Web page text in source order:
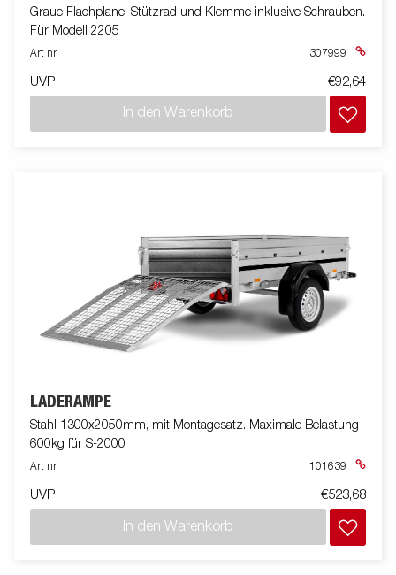
Graue Flachplane, Stützrad und Klemme inklusive Schrauben.
Für Modell 2205
Art nr 307999
UVP €92,64
In den Warenkorb
LADERAMPE
Stahl 1300x2050mm, mit Montagesatz. Maximale Belastung
600kg für S-2000
Art nr 101639
UVP €523,68
In den Warenkorb